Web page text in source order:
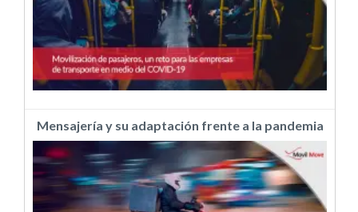
Mensajería y su adaptación frente a la pandemia